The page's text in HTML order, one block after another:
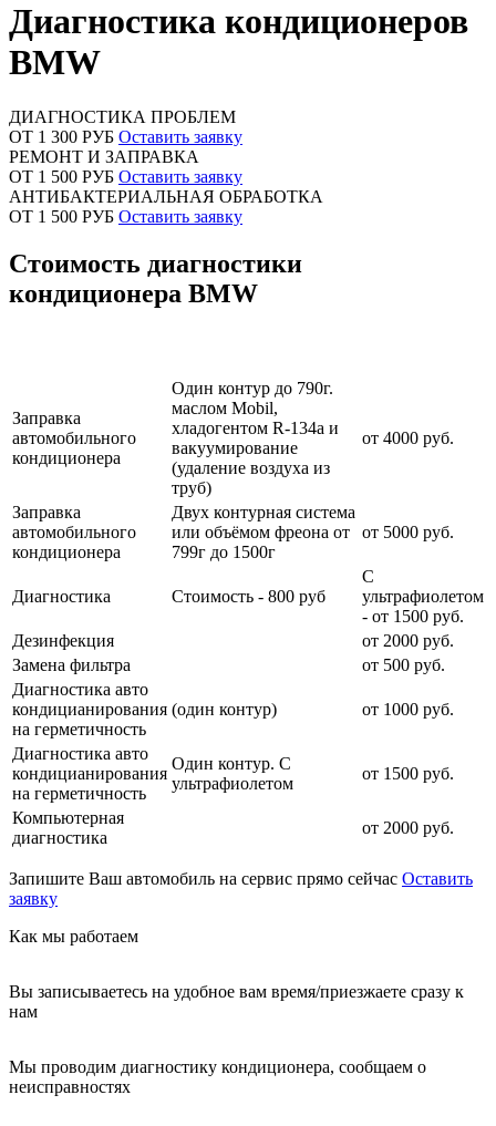
Диагностика кондиционеров
BMW
ДИАГНОСТИКА ПРОБЛЕМ
ОТ 1 300 РУБ Оставить заявку
РЕМОНТ И ЗАПРАВКА
ОТ 1 500 РУБ Оставить заявку
АНТИБАКТЕРИАЛЬНАЯ ОБРАБОТКА
ОТ 1 500 РУБ Оставить заявку
Стоимость диагностики
кондиционера BMW
Заправка
автомобильного
кондиционера
Один контур до 790г.
маслом Mobil,
хладогентом R-134a и
вакуумирование
(удаление воздуха из
труб)
от 4000 руб.
Заправка
автомобильного
кондиционера
Двух контурная система
или объёмом фреона от
799г до 1500г
от 5000 руб.
Диагностика Стоимость - 800 руб
С
ультрафиолетом
- от 1500 руб.
Дезинфекция
от 2000 руб.
Замена фильтра
от 500 руб.
Диагностика авто
кондицианирования
на герметичность
(один контур) от 1000 руб.
Диагностика авто
кондицианирования
на герметичность
Один контур. С
ультрафиолетом
от 1500 руб.
Компьютерная
диагностика
от 2000 руб.
Запишите Ваш автомобиль на сервис прямо сейчас Оставить
заявку
Как мы работаем
Вы записываетесь на удобное вам время/приезжаете сразу к
нам
Мы проводим диагностику кондиционера, сообщаем о
неисправностях